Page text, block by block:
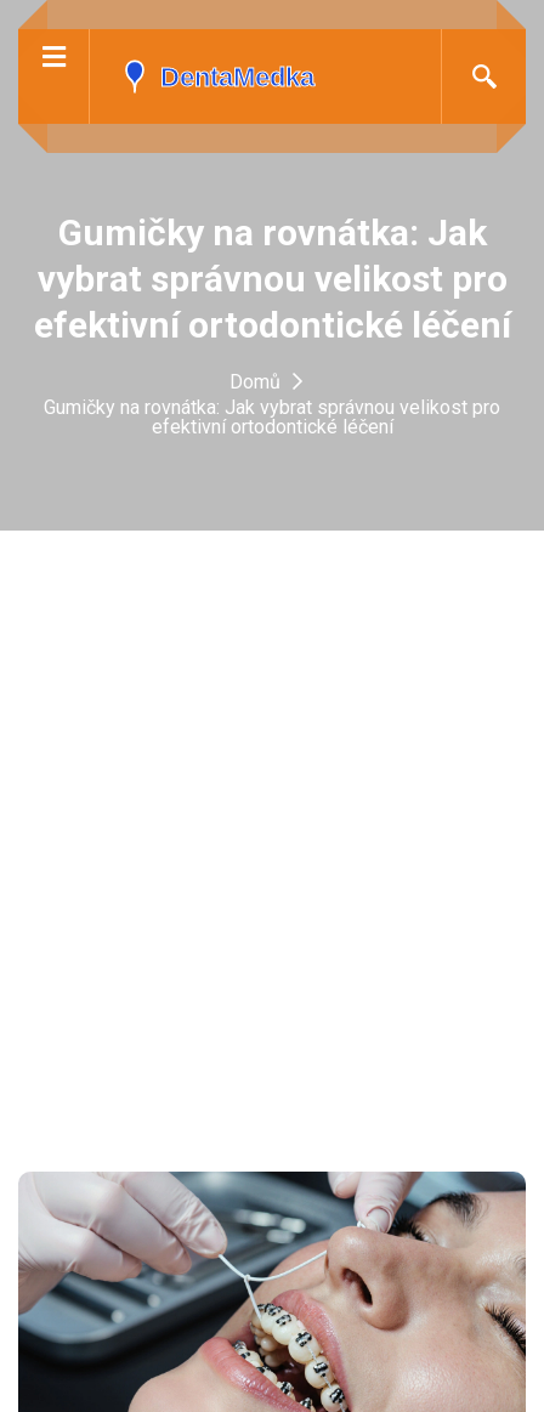
Gumičky na rovnátka: Jak
vybrat správnou velikost pro
efektivní ortodontické léčení
Domů
Gumičky na rovnátka: Jak vybrat správnou velikost pro
efektivní ortodontické léčení